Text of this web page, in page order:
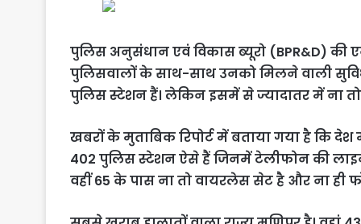
पुलिस अनुसंधान एवं विकास ब्यूरो (BPR&D) की
पुलिसवालों के साथ-साथ उनको मिलने वाली
पुलिस स्टेशन हैं। लेकिन इसमें से ज्यादातर में ना
खबरों के मुताबिक रिपोर्ट में बताया गया है कि
402 पुलिस स्टेशन ऐसे हैं जिनमें टेलीफोन की
वहीं 65 के पास ना तो वायरलेस सेट है और ना ही